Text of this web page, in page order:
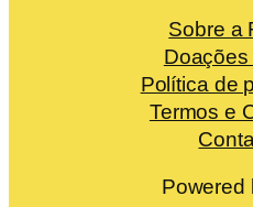
Sobre a
Política de
Termos e
Powered